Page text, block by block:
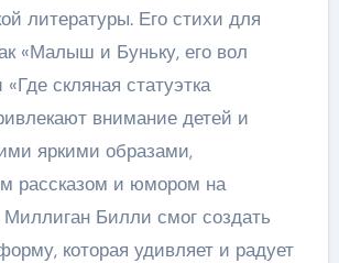
литературы. Его стихи для
«Малыш и Буньку, его вол
скляная статуэтка
внимание детей и
яркими образами,
рассказом и юмором на
Билли смог создать
которая удивляет и радует